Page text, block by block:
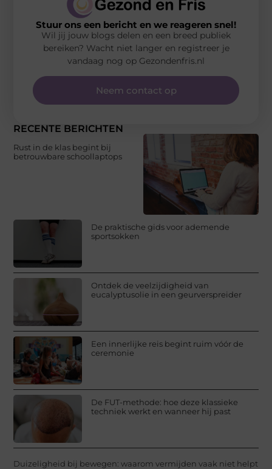
RECENTE BERICHTEN
Rust in de klas begint bij
betrouwbare schoollaptops
De praktische gids voor ademende
sportsokken
Ontdek de veelzijdigheid van
eucalyptusolie in een geurverspreider
Een innerlijke reis begint ruim vóór de
ceremonie
De FUT-methode: hoe deze klassieke
techniek werkt en wanneer hij past
Duizeligheid bij bewegen: waarom vermijden vaak niet helpt
Stuur ons een bericht en we reageren snel!
Wil jij jouw blogs delen en een breed publiek
bereiken? Wacht niet langer en registreer je
vandaag nog op Gezondenfris.nl
Neem contact op